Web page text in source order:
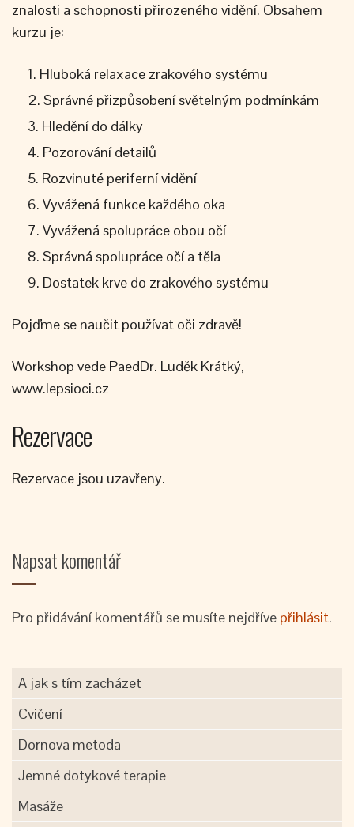
znalosti a schopnosti přirozeného vidění. Obsahem
kurzu je:
Hluboká relaxace zrakového systému
Správné přizpůsobení světelným podmínkám
Hledění do dálky
Pozorování detailů
Rozvinuté periferní vidění
Vyvážená funkce každého oka
Vyvážená spolupráce obou očí
Správná spolupráce očí a těla
Dostatek krve do zrakového systému
Pojďme se naučit používat oči zdravě!
Workshop vede PaedDr. Luděk Krátký,
www.lepsioci.cz
Rezervace
Rezervace jsou uzavřeny.
Napsat komentář
Pro přidávání komentářů se musíte nejdříve přihlásit.
A jak s tím zacházet
Cvičení
Dornova metoda
Jemné dotykové terapie
Masáže